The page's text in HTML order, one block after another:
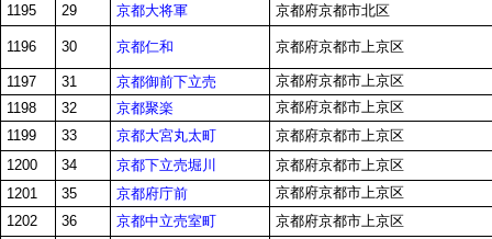
1195
29 京都大将軍 京都府京都市北区
1196 30 京都仁和 京都府京都市上京区
1197 31 京都御前下立売
京都府京都市上京区
1198
32 京都聚楽
京都府京都市上京区
1199
33 京都大宮丸太町
京都府京都市上京区
1200
34 京都下立売堀川
京都府京都市上京区
1201
35 京都府庁前
京都府京都市上京区
1202
36 京都中立売室町
京都府京都市上京区